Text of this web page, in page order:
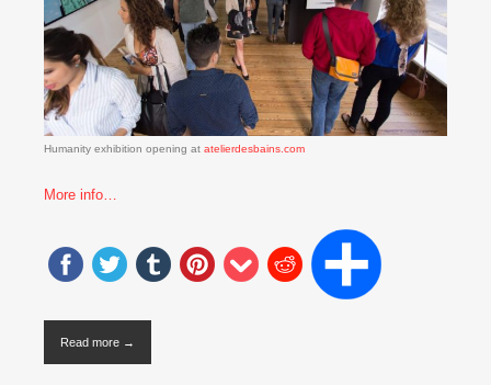
Humanity exhibition opening at atelierdesbains.com
More info…
Read more →